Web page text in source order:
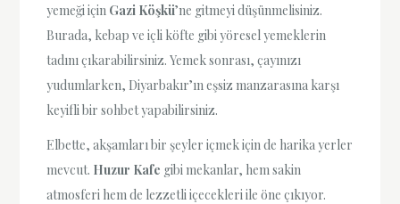
yemeği için Gazi Köşkü’ne gitmeyi düşünmelisiniz.
Burada, kebap ve içli köfte gibi yöresel yemeklerin
tadını çıkarabilirsiniz. Yemek sonrası, çayınızı
yudumlarken, Diyarbakır’ın eşsiz manzarasına karşı
keyifli bir sohbet yapabilirsiniz.
Elbette, akşamları bir şeyler içmek için de harika yerler
mevcut. Huzur Kafe gibi mekanlar, hem sakin
atmosferi hem de lezzetli içecekleri ile öne çıkıyor.